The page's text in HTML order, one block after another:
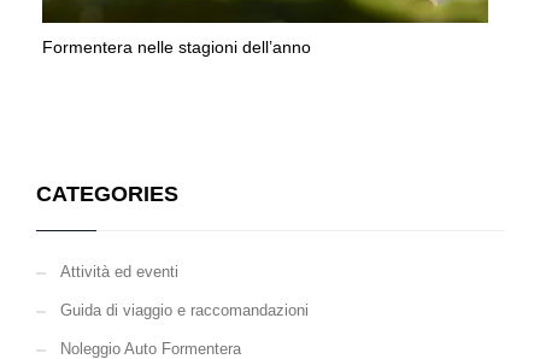
Formentera nelle stagioni dell’anno
CATEGORIES
Attività ed eventi
Guida di viaggio e raccomandazioni
Noleggio Auto Formentera